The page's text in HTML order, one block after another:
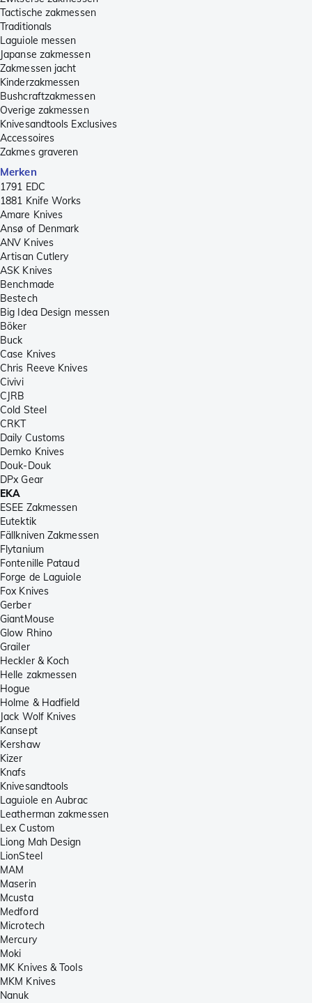
Tactische zakmessen
Traditionals
Laguiole messen
Japanse zakmessen
Zakmessen jacht
Kinderzakmessen
Bushcraftzakmessen
Overige zakmessen
Knivesandtools Exclusives
Accessoires
Zakmes graveren
Merken
1791 EDC
1881 Knife Works
Amare Knives
Ansø of Denmark
ANV Knives
Artisan Cutlery
ASK Knives
Benchmade
Bestech
Big Idea Design messen
Böker
Buck
Case Knives
Chris Reeve Knives
Civivi
CJRB
Cold Steel
CRKT
Daily Customs
Demko Knives
Douk-Douk
DPx Gear
EKA
ESEE Zakmessen
Eutektik
Fällkniven Zakmessen
Flytanium
Fontenille Pataud
Forge de Laguiole
Fox Knives
Gerber
GiantMouse
Glow Rhino
Grailer
Heckler & Koch
Helle zakmessen
Hogue
Holme & Hadfield
Jack Wolf Knives
Kansept
Kershaw
Kizer
Knafs
Knivesandtools
Laguiole en Aubrac
Leatherman zakmessen
Lex Custom
Liong Mah Design
LionSteel
MAM
Maserin
Mcusta
Medford
Microtech
Mercury
Moki
MK Knives & Tools
MKM Knives
Nanuk